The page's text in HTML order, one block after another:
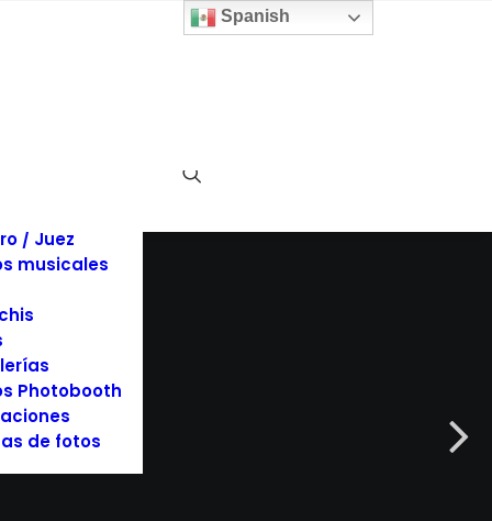
/ Juez
musicales
Photobooth
de fotos
Spanish